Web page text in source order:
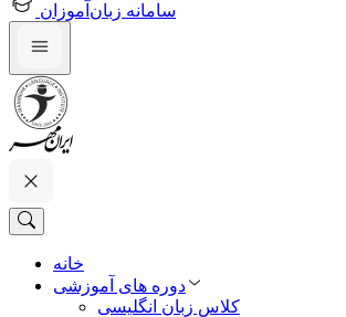
سامانه زبان‌آموزان
خانه
دوره های آموزشی
کلاس زبان انگلیسی